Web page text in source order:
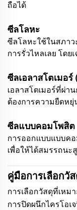
ถือได้
ซีลโลหะ
ซีลโลหะใช้ในสภา
การรั่วไหลเลย โด
ซีลเอลาสโตเมอร์
เอลาสโตเมอร์ที่ผ่า
ต้องการความยืดห
ซีลแบบคอมโพสิต
การออกแบบแบบค
เพื่อให้ได้สมรรถนะ
คู่มือการเลือกวั
การเลือกวัสดุที่เหม
การปิดผนึกไครโอเ